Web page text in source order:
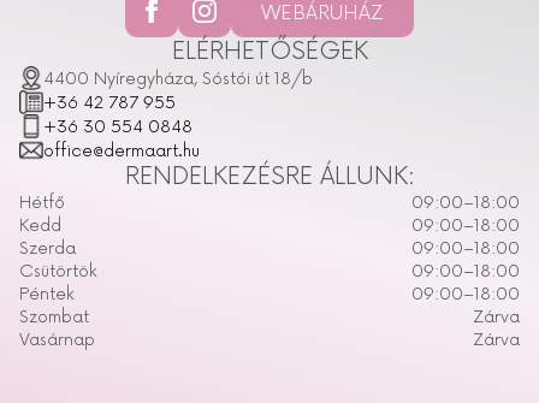
WEBÁRUHÁZ
ELÉRHETŐSÉGEK
4400 Nyíregyháza, Sóstói út 18/b
+36 42 787 955
+36 30 554 0848
office@dermaart.hu
RENDELKEZÉSRE ÁLLUNK:
Hétfő
09:00–18:00
Kedd
09:00–18:00
Szerda
09:00–18:00
Csütörtök
09:00–18:00
Péntek
09:00–18:00
Szombat
Zárva
Vasárnap
Zárva